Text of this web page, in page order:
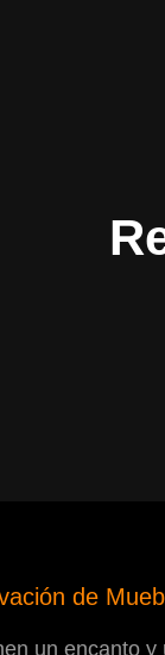
de
un encanto